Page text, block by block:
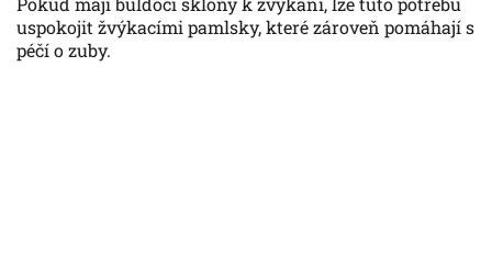
uspokojit žvýkacími pamlsky, které zároveň pomáhají s
péčí o zuby.